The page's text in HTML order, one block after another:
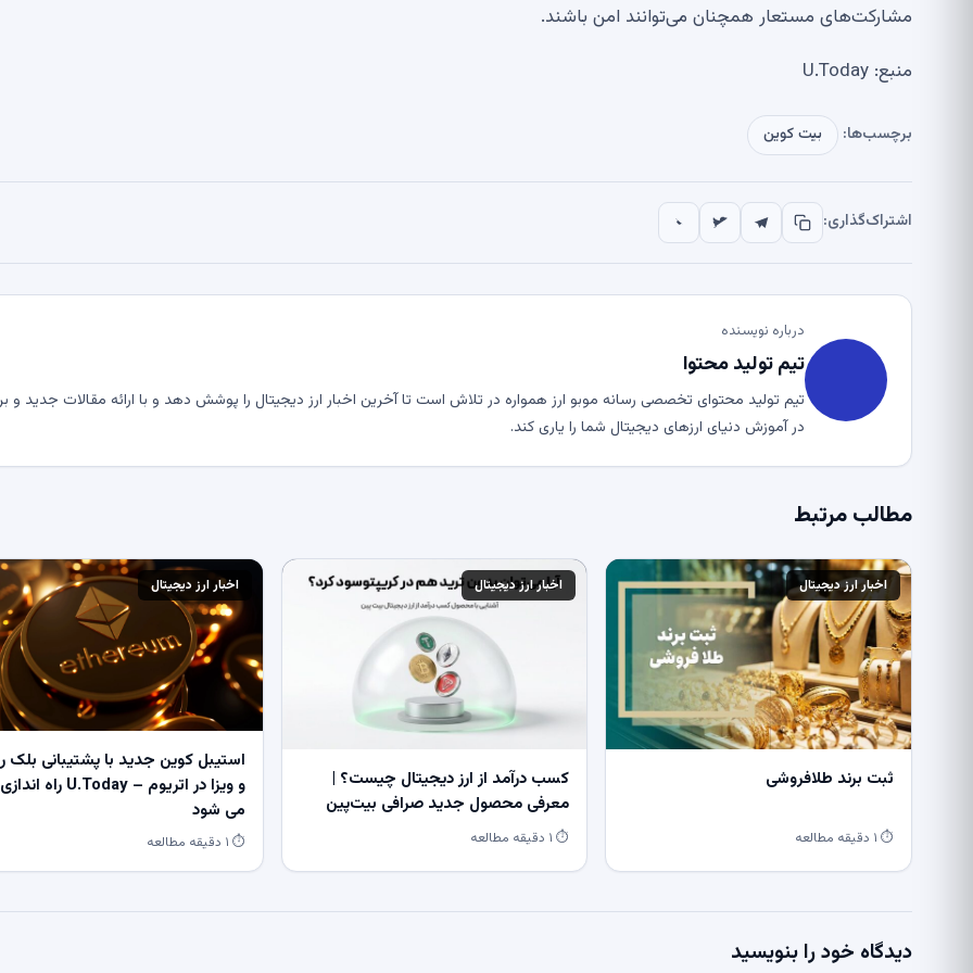
مشارکت‌های مستعار همچنان می‌توانند امن باشند.
منبع: U.Today
برچسب‌ها: بیت کوین
اشتراک‌گذاری:
درباره نویسنده
تیم تولید محتوا
تیم تولید محتوای تخصصی رسانه موبو ارز همواره در تلاش است تا آخرین اخبار ارز دیجیتال را پوشش دهد و با ارائه مقالات جدید و
در آموزش دنیای ارزهای دیجیتال شما را یاری کند.
مطالب مرتبط
اخبار ارز دیجیتال
ثبت برند طلافروشی
⏱ ۱ دقیقه مطالعه
اخبار ارز دیجیتال
کسب درآمد از ارز دیجیتال چیست؟ |
معرفی محصول جدید صرافی بیت‌پین
⏱ ۱ دقیقه مطالعه
اخبار ارز دیجیتال
استیبل کوین جدید با پشتیبانی بلک
و ویزا در اتریوم – U.Today راه اندازی
می شود
⏱ ۱ دقیقه مطالعه
دیدگاه خود را بنویسید